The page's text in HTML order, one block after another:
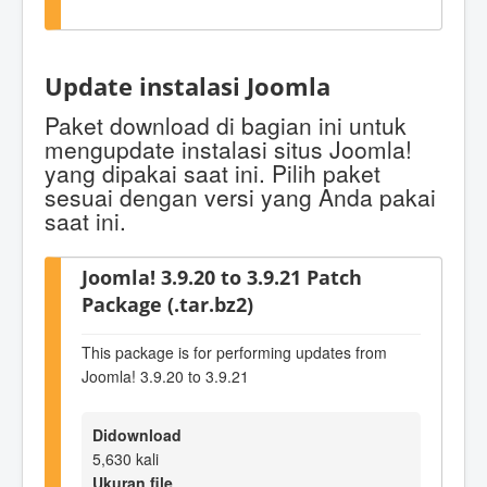
Update instalasi Joomla
Paket download di bagian ini untuk
mengupdate instalasi situs Joomla!
yang dipakai saat ini. Pilih paket
sesuai dengan versi yang Anda pakai
saat ini.
Joomla! 3.9.20 to 3.9.21 Patch
Package (.tar.bz2)
This package is for performing updates from
Joomla! 3.9.20 to 3.9.21
Didownload
5,630 kali